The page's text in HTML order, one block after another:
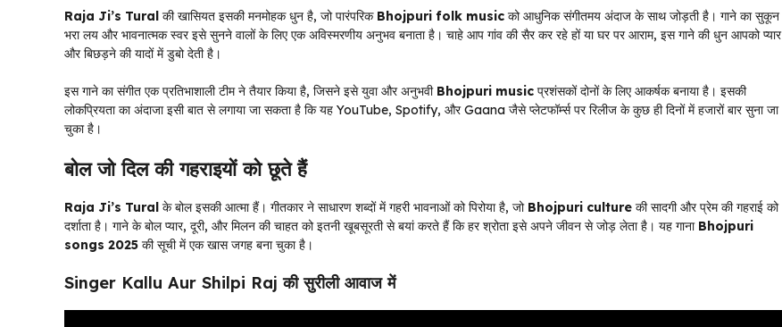
Raja Ji’s Tural की खासियत इसकी मनमोहक धुन है, जो पारंपरिक Bhojpuri folk music को आधुनिक संगीतमय अंदाज के साथ जोड़ती है। गाने का सुकून
भरा लय और भावनात्मक स्वर इसे सुनने वालों के लिए एक अविस्मरणीय अनुभव बनाता है। चाहे आप गांव की सैर कर रहे हों या घर पर आराम, इस गाने की धुन आपको प्यार
और बिछड़ने की यादों में डुबो देती है।
इस गाने का संगीत एक प्रतिभाशाली टीम ने तैयार किया है, जिसने इसे युवा और अनुभवी Bhojpuri music प्रशंसकों दोनों के लिए आकर्षक बनाया है। इसकी
लोकप्रियता का अंदाजा इसी बात से लगाया जा सकता है कि यह YouTube, Spotify, और Gaana जैसे प्लेटफॉर्म्स पर रिलीज के कुछ ही दिनों में हजारों बार सुना जा
चुका है।
बोल जो दिल की गहराइयों को छूते हैं
Raja Ji’s Tural के बोल इसकी आत्मा हैं। गीतकार ने साधारण शब्दों में गहरी भावनाओं को पिरोया है, जो Bhojpuri culture की सादगी और प्रेम की गहराई को
दर्शाता है। गाने के बोल प्यार, दूरी, और मिलन की चाहत को इतनी खूबसूरती से बयां करते हैं कि हर श्रोता इसे अपने जीवन से जोड़ लेता है। यह गाना Bhojpuri
songs 2025 की सूची में एक खास जगह बना चुका है।
Singer Kallu Aur Shilpi Raj की सुरीली आवाज में